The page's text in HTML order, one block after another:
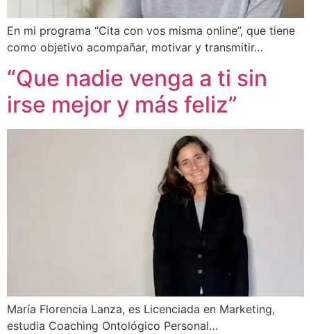
En mi programa “Cita con vos misma online”, que tiene
como objetivo acompañar, motivar y transmitir…
“Que nadie venga a ti sin
irse mejor y más feliz”
María Florencia Lanza, es Licenciada en Marketing,
estudia Coaching Ontológico Personal…